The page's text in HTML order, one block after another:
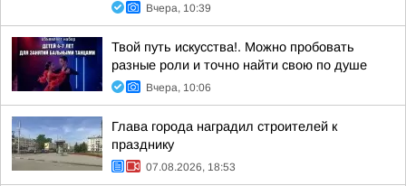
Вчера, 10:39
Твой путь искусства!. Можно пробовать
разные роли и точно найти свою по душе
Вчера, 10:06
Глава города наградил строителей к
празднику
07.08.2026, 18:53